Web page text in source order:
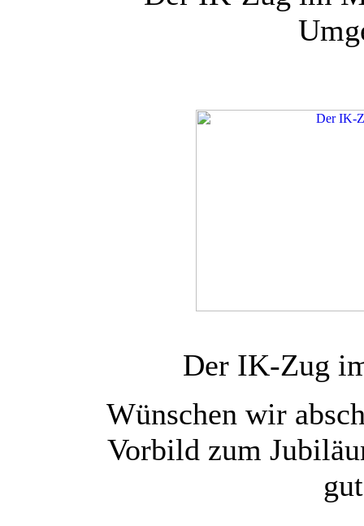
Der IK-Zug
Wünschen wir
Vorbild zum